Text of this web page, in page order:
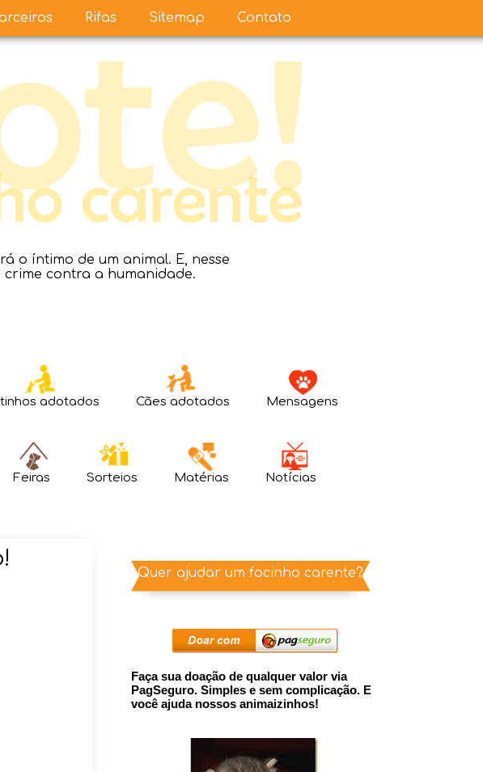
o íntimo de um animal. E, nesse
contra a humanidade.
adotados Cães adotados Mensagens
Feiras Sorteios Matérias Notícias
Rifas Sitemap Contato
Quer ajudar um focinho carente?
Faça sua doação de qualquer valor via
PagSeguro. Simples e sem complicação. E
você ajuda nossos animaizinhos!